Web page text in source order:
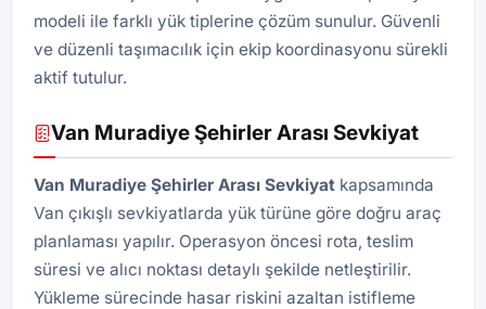
modeli ile farklı yük tiplerine çözüm sunulur. Güvenli
ve düzenli taşımacılık için ekip koordinasyonu sürekli
aktif tutulur.
Van Muradiye Şehirler Arası Sevkiyat
Van Muradiye Şehirler Arası Sevkiyat kapsamında
Van çıkışlı sevkiyatlarda yük türüne göre doğru araç
planlaması yapılır. Operasyon öncesi rota, teslim
süresi ve alıcı noktası detaylı şekilde netleştirilir.
Yükleme sürecinde hasar riskini azaltan istifleme